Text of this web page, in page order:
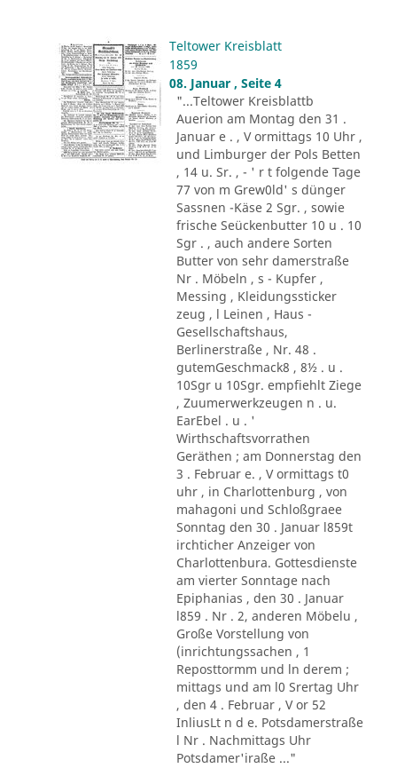
Teltower Kreisblatt
1859
08. Januar , Seite 4
"...Teltower Kreisblattb
Auerion am Montag den 31 .
Januar e . , V ormittags 10 Uhr ,
und Limburger der Pols Betten
, 14 u. Sr. , - ' r t folgende Tage
77 von m Grew0ld' s dünger
Sassnen -Käse 2 Sgr. , sowie
frische Seückenbutter 10 u . 10
Sgr . , auch andere Sorten
Butter von sehr damerstraße
Nr . Möbeln , s - Kupfer ,
Messing , Kleidungssticker
zeug , l Leinen , Haus -
Gesellschaftshaus,
Berlinerstraße , Nr. 48 .
gutemGeschmack8 , 8½ . u .
10Sgr u 10Sgr. empfiehlt Ziege
, Zuumerwerkzeugen n . u.
EarEbel . u . '
Wirthschaftsvorrathen
Geräthen ; am Donnerstag den
3 . Februar e. , V ormittags t0
uhr , in Charlottenburg , von
mahagoni und Schloßgraee
Sonntag den 30 . Januar l859t
irchticher Anzeiger von
Charlottenbura. Gottesdienste
am vierter Sonntage nach
Epiphanias , den 30 . Januar
l859 . Nr . 2, anderen Möbelu ,
Große Vorstellung von
(inrichtungssachen , 1
Reposttormm und ln derem ;
mittags und am l0 Srertag Uhr
, den 4 . Februar , V or 52
InliusLt n d e. Potsdamerstraße
l Nr . Nachmittags Uhr
Potsdamer'iraße ..."